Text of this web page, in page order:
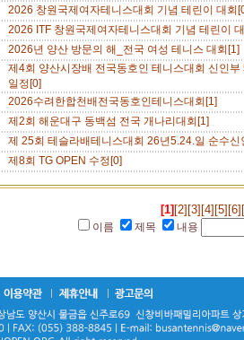
2026 창원국제여자테니스대회 기념 테린이 대회
2026 ITF 창원국제여자테니스대회 기념 테린이
2026년 양산 방문의 해_전국 여성 테니스 대회[1]
제4회 양산시장배 전국동호인 테니스대회 신인부
일정[0]
2026수려한합천배전국동호인테니스대회[1]
제2회 해운대구 동백섬 전국 개나리대회[1]
제 25회 테슬라배테니스대회 26년5.24.일 순수신
제8회 TG OPEN 수정[0]
[1] [2] [3] [4] [5] [6]
이름
제목 내용